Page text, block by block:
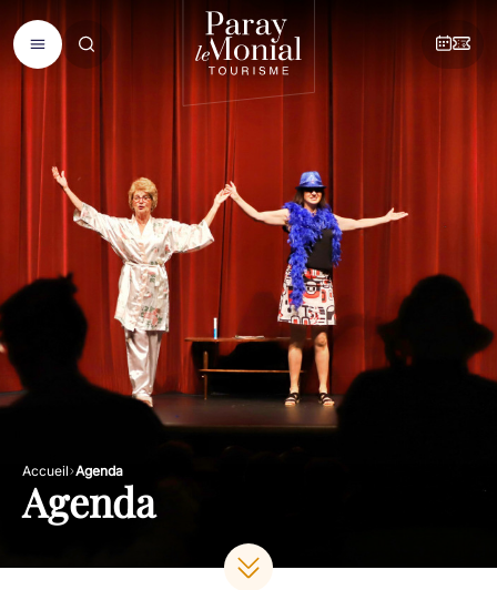
Accueil Agenda
Agenda